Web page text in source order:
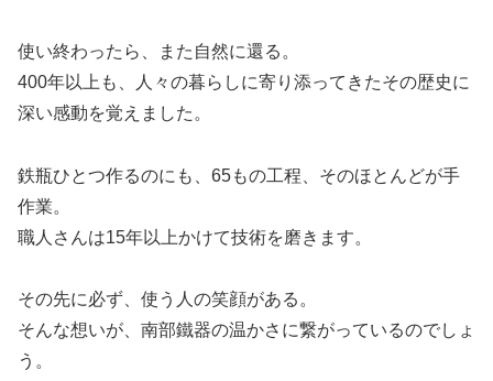
使い終わったら、また自然に還る。
400年以上も、人々の暮らしに寄り添ってきたその歴史に
深い感動を覚えました。
鉄瓶ひとつ作るのにも、65もの工程、そのほとんどが手
作業。
職人さんは15年以上かけて技術を磨きます。
その先に必ず、使う人の笑顔がある。
そんな想いが、南部鐵器の温かさに繋がっているのでしょ
う。